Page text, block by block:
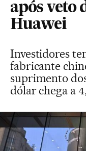
após veto
Huawei
Investidores
fabricante
suprimento
dólar chega a